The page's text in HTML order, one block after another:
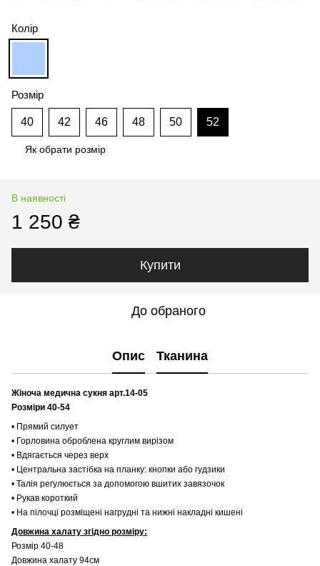
Колір
Розмір
40 42 46 48 50 52
Як обрати розмір
В наявності
1 250 ₴
Купити
До обраного
Опис Тканина
Жіноча медична сукня арт.14-05
Розміри 40-54
• Прямий силует
• Горловина оброблена круглим вирізом
• Вдягається через верх
• Центральна застібка на планку: кнопки або гудзики
• Талія регулюється за допомогою вшитих завязочок
• Рукав короткий
• На пілочці розміщені нагрудні та нижні накладні кишені
Довжина халату згідно розміру:
Розмір 40-48
Довжина халату 94см